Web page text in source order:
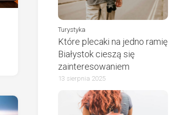
Turystyka
Które plecaki na jedno ramię
Białystok cieszą się
zainteresowaniem
13 sierpnia 2025